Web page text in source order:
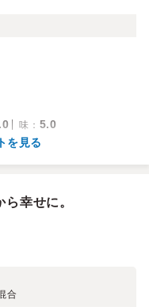
味 ： 5.0
を見る
幸せに。
合